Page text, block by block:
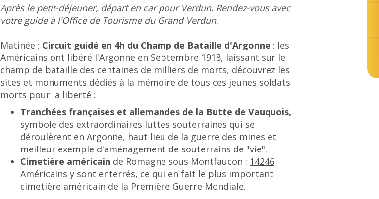
Après le petit-déjeuner, départ en car pour Verdun. Rendez-vous avec
votre guide à l'Office de Tourisme du Grand Verdun.
Matinée : Circuit guidé en 4h du Champ de Bataille d'Argonne : les
Américains ont libéré l'Argonne en Septembre 1918, laissant sur le
champ de bataille des centaines de milliers de morts, découvrez les
sites et monuments dédiés à la mémoire de tous ces jeunes soldats
morts pour la liberté :
Tranchées françaises et allemandes de la Butte de Vauquois,
symbole des extraordinaires luttes souterraines qui se
déroulèrent en Argonne, haut lieu de la guerre des mines et
meilleur exemple d'aménagement de souterrains de "vie".
Cimetière américain de Romagne sous Montfaucon : 14246
Américains y sont enterrés, ce qui en fait le plus important
cimetière américain de la Première Guerre Mondiale.